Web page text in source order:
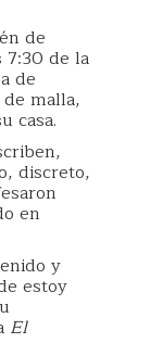
de
7:30 de la
de
malla,
casa.
discreto,
en
y
estoy
El